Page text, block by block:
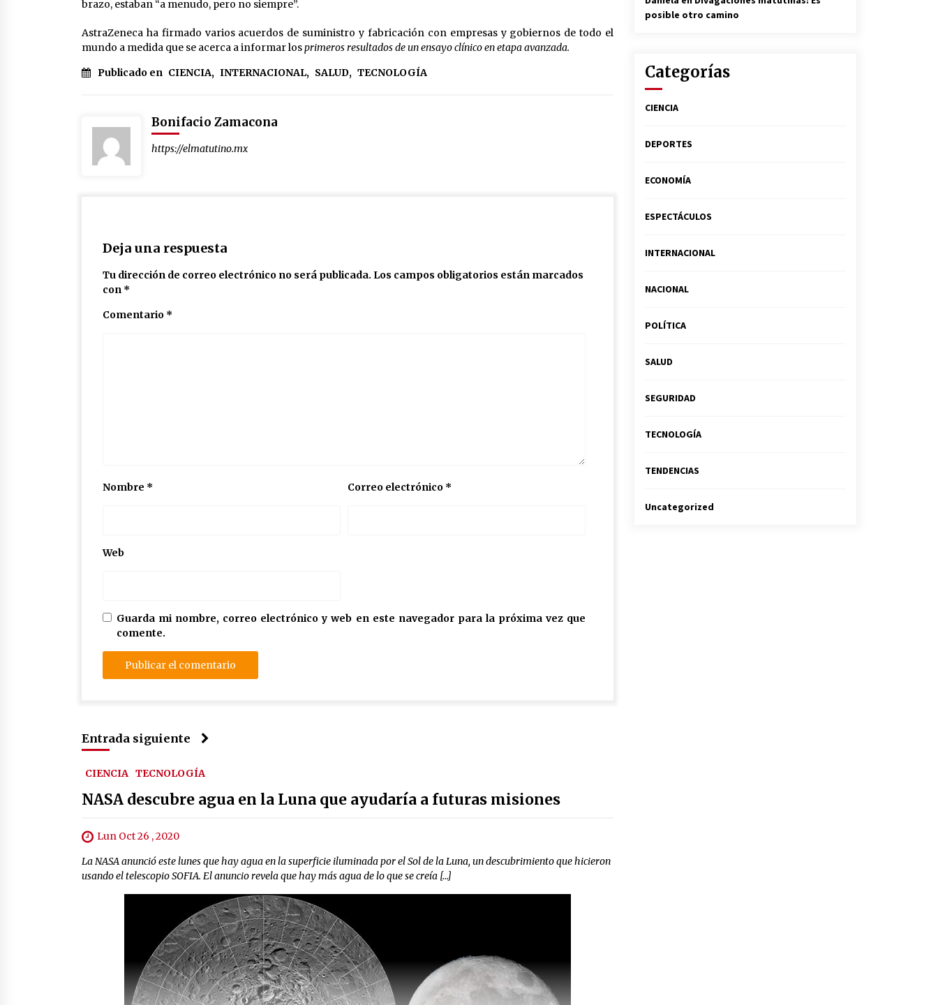
brazo, estaban “a menudo, pero no siempre”.
AstraZeneca ha firmado varios acuerdos de suministro y fabricación con empresas y gobiernos de todo el
mundo a medida que se acerca a informar losprimeros resultados de un ensayo clínico en etapa avanzada.
Publicado en CIENCIA, INTERNACIONAL, SALUD, TECNOLOGÍA
Bonifacio Zamacona
https://elmatutino.mx
Deja una respuesta
Tu dirección de correo electrónico no será publicada. Los campos obligatorios están marcados
con *
Comentario *
Nombre * Correo electrónico *
Web
Guarda mi nombre, correo electrónico y web en este navegador para la próxima vez que
comente.
Entrada siguiente
CIENCIA TECNOLOGÍA
NASA descubre agua en la Luna que ayudaría a futuras misiones
Lun Oct 26 , 2020
La NASA anunció este lunes que hay agua en la superficie iluminada por el Sol de la Luna, un descubrimiento que hicieron
usando el telescopio SOFIA. El anuncio revela que hay más agua de lo que se creía […]
posible otro camino
Categorías
CIENCIA
DEPORTES
ECONOMÍA
ESPECTÁCULOS
INTERNACIONAL
NACIONAL
POLÍTICA
SALUD
SEGURIDAD
TECNOLOGÍA
TENDENCIAS
Uncategorized